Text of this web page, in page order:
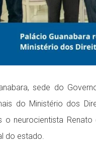
sede do
do Ministério dos
o neurocientista
do estado.